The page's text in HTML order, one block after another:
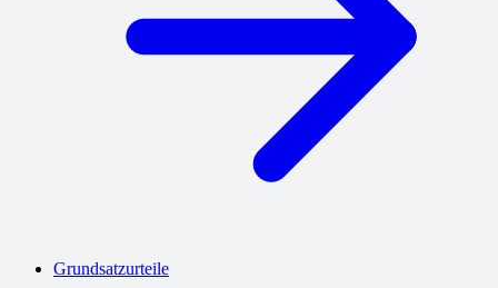
Grundsatzurteile